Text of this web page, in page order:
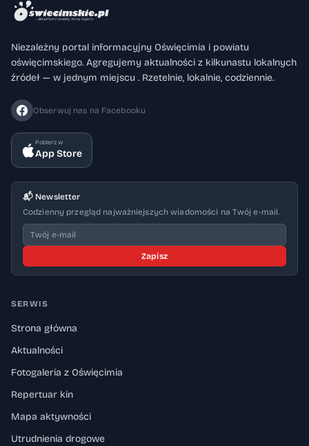
„Uwielbiajmy Pana wraz ze św. Franciszkiem
możliwość uczczenia relikwii świętego
Franciszka z Asyżu i bł. Matki Małgorzaty 8.
Hallerów w Dworach Organizator: Rada
Osiedla Dwory Kruki | godz. 17:00–19:00
17:00–19:00 – zwiedzanie kaplicy i parku
Strona główna
Niezależny portal informacyjny Oświęcimia i powiatu
oświęcimskiego. Agregujemy aktualności z kilkunastu lokalnych
źródeł — w jednym miejscu . Rzetelnie, lokalnie, codziennie.
Obserwuj nas na Facebooku
Pobierz w
App Store
📬 Newsletter
Codzienny przegląd najważniejszych wiadomości na Twój e-mail.
Zapisz
SERWIS
Strona główna
Aktualności
Fotogaleria z Oświęcimia
Repertuar kin
Mapa aktywności
Utrudnienia drogowe